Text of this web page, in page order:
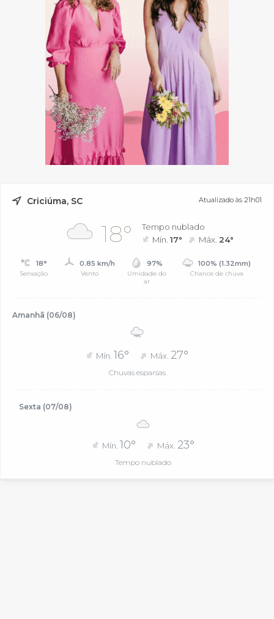
Criciúma, SC Atualizado às 21h01
18°
Tempo nublado
Mín.17° Máx. 24°
18°
Sensação
0.85 km/h
Vento
97%
Umidade do
ar
100% (1.32mm)
Chance de chuva
Amanhã (06/08)
Mín. 16° Máx. 27°
Chuvas esparsas
Sexta (07/08)
Mín. 10° Máx. 23°
Tempo nublado